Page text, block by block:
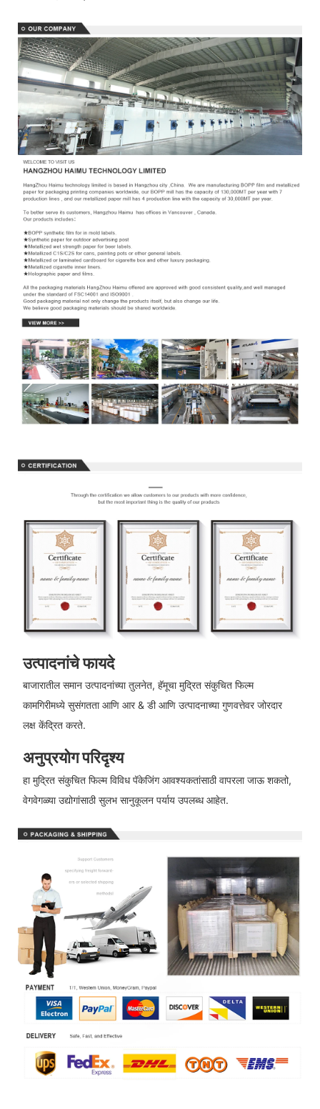
उत्पादनांचे फायदे
बाजारातील समान उत्पादनांच्या तुलनेत, हॅमूचा मुद्रित संकुचित फिल्म
कामगिरीमध्ये सुसंगतता आणि आर & डी आणि उत्पादनाच्या गुणवत्तेवर जोरदार
लक्ष केंद्रित करते.
अनुप्रयोग परिदृश्य
हा मुद्रित संकुचित फिल्म विविध पॅकेजिंग आवश्यकतांसाठी वापरला जाऊ शकतो,
वेगवेगळ्या उद्योगांसाठी सुलभ सानुकूलन पर्याय उपलब्ध आहेत.